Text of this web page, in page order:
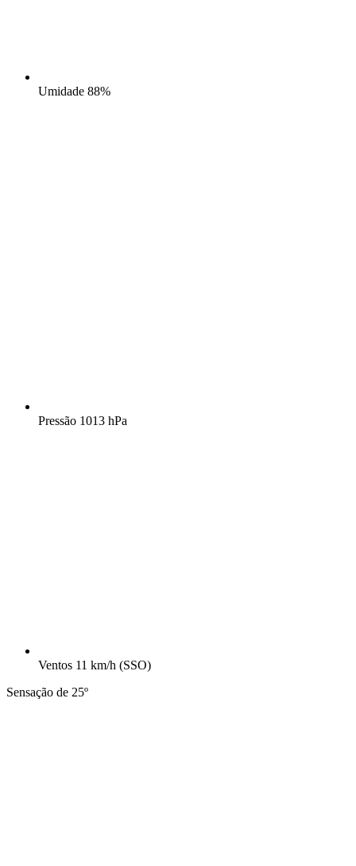
Umidade 88%
Pressão 1013 hPa
Ventos 11 km/h (SSO)
Sensação de 25º